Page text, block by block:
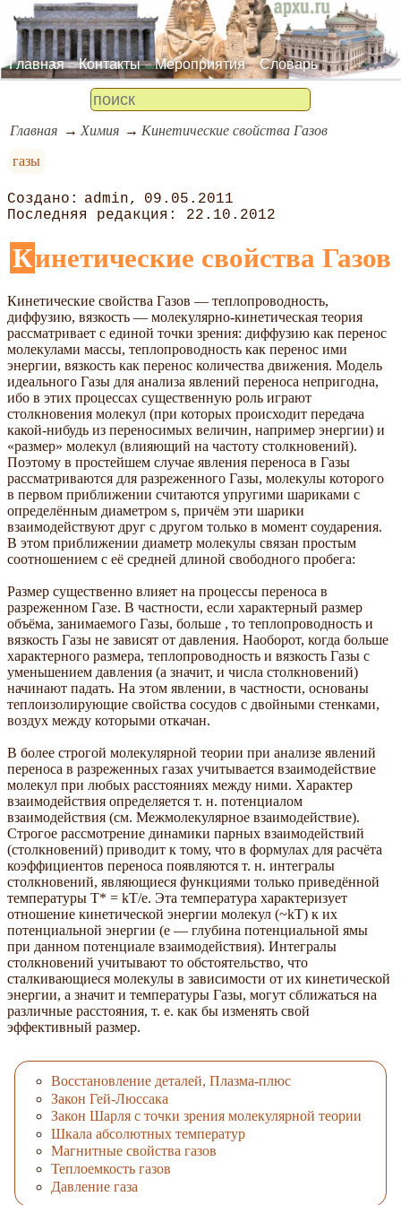
Главная Контакты Мероприятия Словарь
Главная Химия
Кинетические свойства Газов
газы
admin
09.05.2011
22.10.2012
Кинетические свойства Газов
Кинетические свойства Газов — теплопроводность,
диффузию, вязкость — молекулярно-кинетическая теория
рассматривает с единой точки зрения: диффузию как перенос
молекулами массы, теплопроводность как перенос ими
энергии, вязкость как перенос количества движения. Модель
идеального Газы для анализа явлений переноса непригодна,
ибо в этих процессах существенную роль играют
столкновения молекул (при которых происходит передача
какой-нибудь из переносимых величин, например энергии) и
«размер» молекул (влияющий на частоту столкновений).
Поэтому в простейшем случае явления переноса в Газы
рассматриваются для разреженного Газы, молекулы которого
в первом приближении считаются упругими шариками с
определённым диаметром s, причём эти шарики
взаимодействуют друг с другом только в момент соударения.
В этом приближении диаметр молекулы связан простым
соотношением с её средней длиной свободного пробега:
Размер существенно влияет на процессы переноса в
разреженном Газе. В частности, если характерный размер
объёма, занимаемого Газы, больше , то теплопроводность и
вязкость Газы не зависят от давления. Наоборот, когда больше
характерного размера, теплопроводность и вязкость Газы с
уменьшением давления (а значит, и числа столкновений)
начинают падать. На этом явлении, в частности, основаны
теплоизолирующие свойства сосудов с двойными стенками,
воздух между которыми откачан.
В более строгой молекулярной теории при анализе явлений
переноса в разреженных газах учитывается взаимодействие
молекул при любых расстояниях между ними. Характер
взаимодействия определяется т. н. потенциалом
взаимодействия (см. Межмолекулярное взаимодействие).
Строгое рассмотрение динамики парных взаимодействий
(столкновений) приводит к тому, что в формулах для расчёта
коэффициентов переноса появляются т. н. интегралы
столкновений, являющиеся функциями только приведённой
температуры T* = kT/e. Эта температура характеризует
отношение кинетической энергии молекул (~kT) к их
потенциальной энергии (e — глубина потенциальной ямы
при данном потенциале взаимодействия). Интегралы
столкновений учитывают то обстоятельство, что
сталкивающиеся молекулы в зависимости от их кинетической
энергии, а значит и температуры Газы, могут сближаться на
различные расстояния, т. е. как бы изменять свой
эффективный размер.
Восстановление деталей, Плазма-плюс
Закон Гей-Люссака
Закон Шарля с точки зрения молекулярной теории
Шкала абсолютных температур
Магнитные свойства газов
Теплоемкость газов
Давление газа